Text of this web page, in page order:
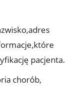
pacjenta.
chorób,